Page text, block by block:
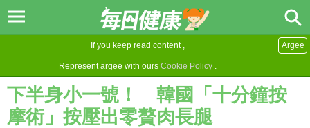
If you keep read content ,
Represent argee with ours Cookie Policy .
Argee
下半身小一號！ 韓國「十分鐘按
摩術」按壓出零贅肉長腿